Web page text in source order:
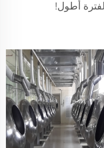
لفترة أطول!